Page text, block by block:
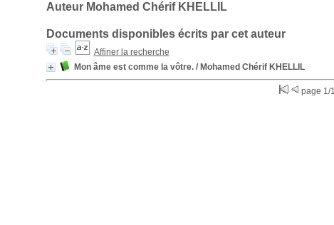
Auteur Mohamed Chérif KHELLIL
Documents disponibles écrits par cet auteur
Affiner la recherche
Mon âme est comme la vôtre./ Mohamed Chérif KHELLIL
page 1/1